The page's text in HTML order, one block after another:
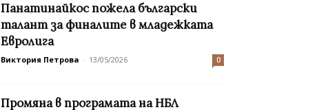
Панатинайкос пожела български
талант за финалите в младежката
Евролига
Виктория Петрова - 13/05/2026 0
Промяна в програмата на НБЛ